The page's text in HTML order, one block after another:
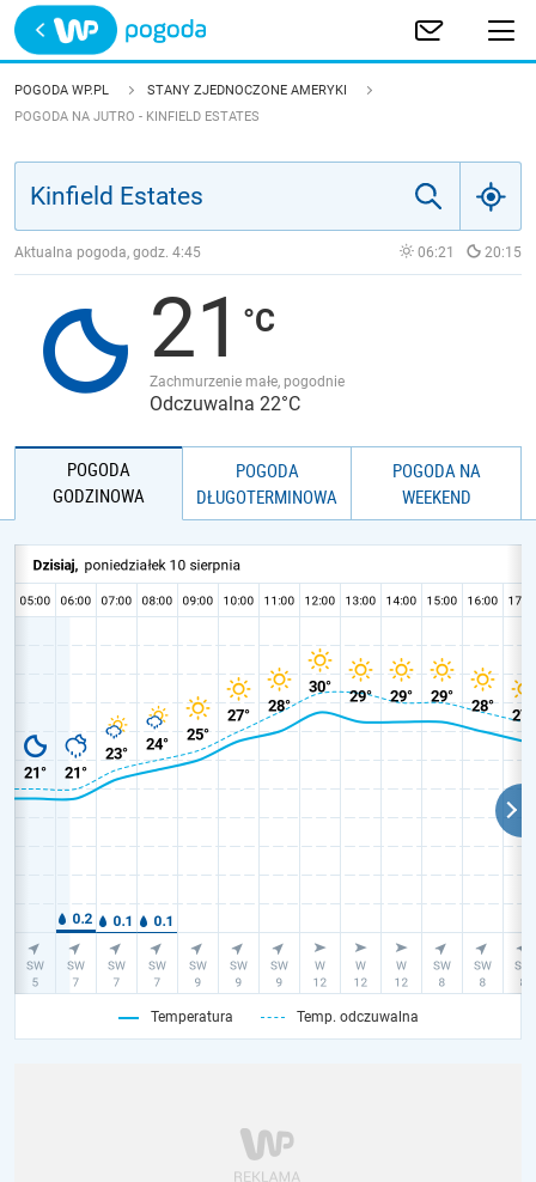
Trwa ładowanie
POLSKA
JAKOŚĆ POWIETRZA
POGODA WP.PL
STANY ZJEDNOCZONE AMERYKI
POGODA NA JUTRO - KINFIELD ESTATES
Aktualna pogoda, godz. 4:45 06:21 20:15
21
Zachmurzenie małe, pogodnie
Odczuwalna 22°C
POGODA
GODZINOWA
POGODA
DŁUGOTERMINOWA
POGODA NA
WEEKEND
Temperatura Temp. odczuwalna